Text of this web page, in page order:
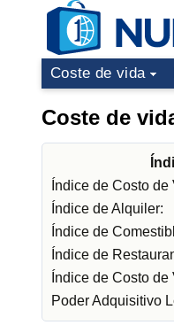
Coste de vida
Coste de
Índice de Costo
Índice de Alquiler:
Índice de
Índice de
Índice de Costo
Poder Adquisitivo